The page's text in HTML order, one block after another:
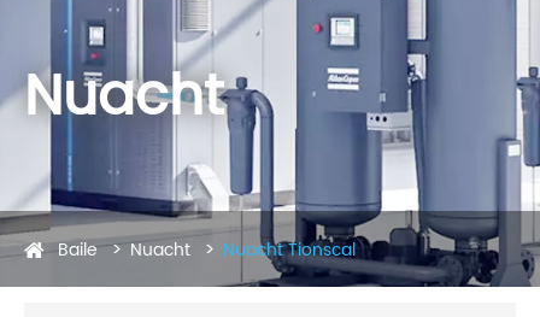
Nuacht
Baile Nuacht Nuacht Tionscal